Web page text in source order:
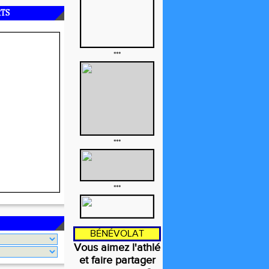
***
***
***
BÉNÉVOLAT
Vous aimez l'athlé
et faire partager